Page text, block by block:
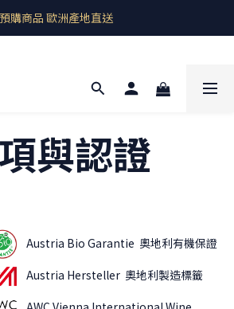
良品上架  最新優惠快帶回家
預購商品 歐洲產地直送
與認證
Austria Bio Garantie 奧地利有機保證
Austria Hersteller 奧地利製造標籤